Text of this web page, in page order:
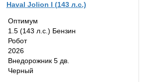
Haval Jolion I (143 л.с.)
Оптимум
1.5 (143 л.с.) Бензин
Робот
2026
Внедорожник 5 дв.
Черный